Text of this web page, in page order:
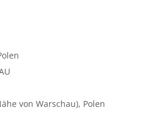
von Warschau), Polen